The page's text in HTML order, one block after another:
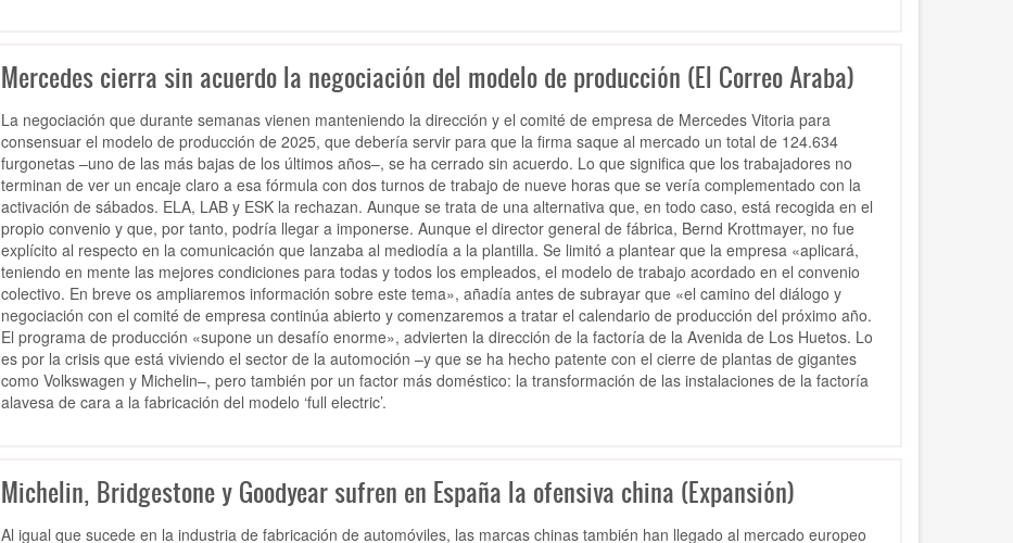
Mercedes cierra sin acuerdo la negociación del modelo de producción (El Correo Araba)
La negociación que durante semanas vienen manteniendo la dirección y el comité de empresa de Mercedes Vitoria para
consensuar el modelo de producción de 2025, que debería servir para que la firma saque al mercado un total de 124.634
furgonetas –uno de las más bajas de los últimos años–, se ha cerrado sin acuerdo. Lo que significa que los trabajadores no
terminan de ver un encaje claro a esa fórmula con dos turnos de trabajo de nueve horas que se vería complementado con la
activación de sábados. ELA, LAB y ESK la rechazan. Aunque se trata de una alternativa que, en todo caso, está recogida en el
propio convenio y que, por tanto, podría llegar a imponerse. Aunque el director general de fábrica, Bernd Krottmayer, no fue
explícito al respecto en la comunicación que lanzaba al mediodía a la plantilla. Se limitó a plantear que la empresa «aplicará,
teniendo en mente las mejores condiciones para todas y todos los empleados, el modelo de trabajo acordado en el convenio
colectivo. En breve os ampliaremos información sobre este tema», añadía antes de subrayar que «el camino del diálogo y
negociación con el comité de empresa continúa abierto y comenzaremos a tratar el calendario de producción del próximo año.
El programa de producción «supone un desafío enorme», advierten la dirección de la factoría de la Avenida de Los Huetos. Lo
es por la crisis que está viviendo el sector de la automoción –y que se ha hecho patente con el cierre de plantas de gigantes
como Volkswagen y Michelin–, pero también por un factor más doméstico: la transformación de las instalaciones de la factoría
alavesa de cara a la fabricación del modelo ‘full electric’.
Michelin, Bridgestone y Goodyear sufren en España la ofensiva china (Expansión)
Al igual que sucede en la industria de fabricación de automóviles, las marcas chinas también han llegado al mercado europeo